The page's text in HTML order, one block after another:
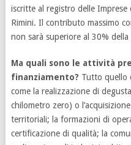
iscritte al registro delle Imprese
Rimini. Il contributo massimo
non sarà superiore al 30% della
Ma quali sono le attività
finanziamento? Tutto quello
come la realizzazione di
chilometro zero) o
territoriali; la formazioni di
certificazione di qualità; la